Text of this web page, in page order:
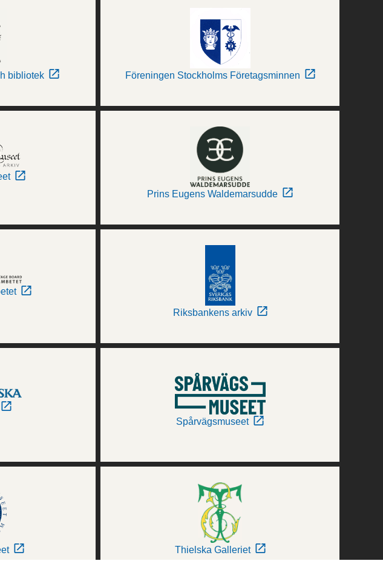
bibliotek Föreningen Stockholms Företagsminnen
Prins Eugens Waldemarsudde
Riksbankens arkiv
Spårvägsmuseet
Thielska Galleriet